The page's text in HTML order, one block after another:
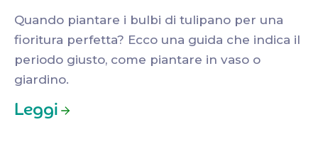
Quando piantare i bulbi di tulipano per una
fioritura perfetta? Ecco una guida che indica il
periodo giusto, come piantare in vaso o
giardino.
Leggi